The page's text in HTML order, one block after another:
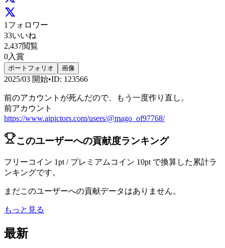
1 フォロワー
33いいね
2,437閲覧
0入賞
ポートフォリオ 画像
2025/03 開始•ID: 123566
前のアカウントが死んだので、もう一度作り直し。
前アカウント
https://www.aipictors.com/users/@mago_of97768/
このユーザーへの貢献度ランキング
フリーコイン 1pt / プレミアムコイン 10pt で換算した累計ラ
ンキングです。
まだこのユーザーへの貢献データはありません。
もっと見る
最新